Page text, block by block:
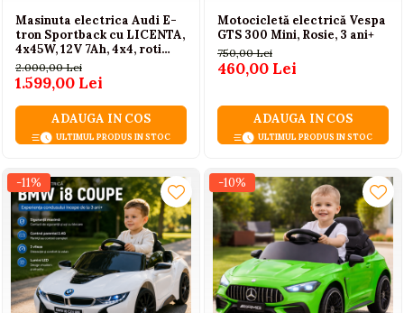
Masinuta electrica Audi E-
tron Sportback cu LICENTA,
4x45W, 12V 7Ah, 4x4, roti
EVA, scaun piele,
telecomanda, 3-8 ani
2.000,00 Lei
1.599,00 Lei
ADAUGA IN COS
ULTIMUL PRODUS IN STOC
Motocicletă electrică Vespa
GTS 300 Mini, Rosie, 3 ani+
750,00 Lei
460,00 Lei
ADAUGA IN COS
ULTIMUL PRODUS IN STOC
-11% -10%